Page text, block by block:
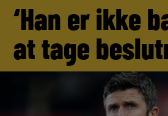
‘Han er ikke
at tage